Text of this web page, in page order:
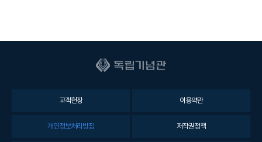
고객헌장 이용약관
개인정보처리방침 저작권정책